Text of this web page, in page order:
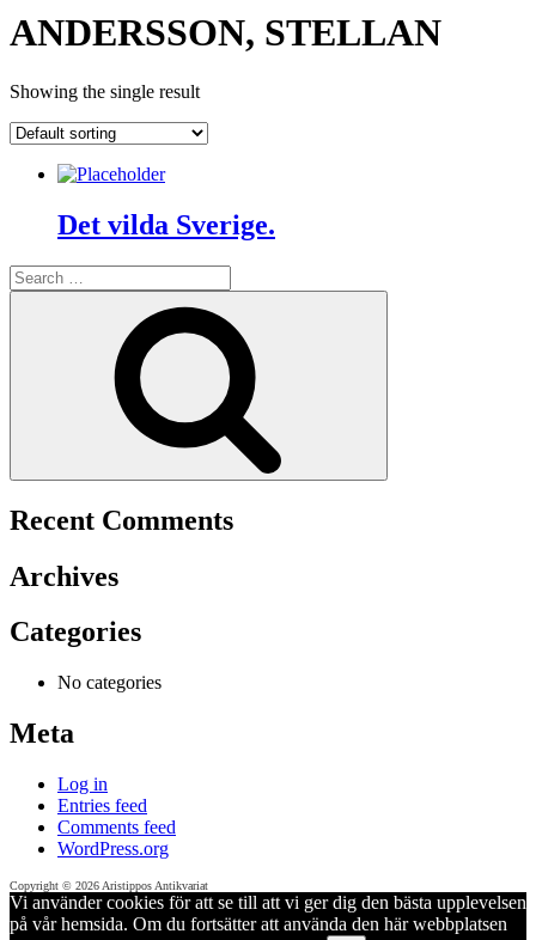
ANDERSSON, STELLAN
Showing the single result
Det vilda Sverige.
Search
for:
Recent Comments
Archives
Categories
No categories
Meta
Log in
Entries feed
Comments feed
WordPress.org
Copyright © 2026 Aristippos Antikvariat
Vi använder cookies för att se till att vi ger dig den bästa upplevelsen
på vår hemsida. Om du fortsätter att använda den här webbplatsen